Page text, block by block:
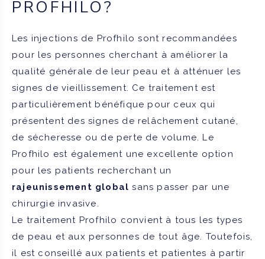
PROFHILO?
Les injections de Profhilo sont recommandées
pour les personnes cherchant à améliorer la
qualité générale de leur peau et à atténuer les
signes de vieillissement. Ce traitement est
particulièrement bénéfique pour ceux qui
présentent des signes de relâchement cutané,
de sécheresse ou de perte de volume. Le
Profhilo est également une excellente option
pour les patients recherchant un
rajeunissement global sans passer par une
chirurgie invasive.
Le traitement Profhilo convient à tous les types
de peau et aux personnes de tout âge. Toutefois,
il est conseillé aux patients et patientes à partir